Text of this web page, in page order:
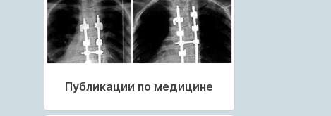
Публикации по медицине